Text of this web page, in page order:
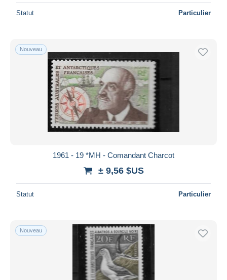
Statut Particulier
Nouveau
1961 - 19 *MH - Comandant Charcot
± 9,56 $US
Statut Particulier
Nouveau